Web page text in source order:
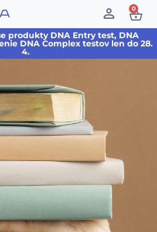
0
produkty DNA Entry test, DNA
DNA Complex testov len do 28.
4.